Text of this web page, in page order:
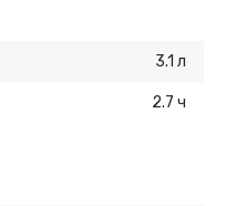
3.1 л
2.7 ч